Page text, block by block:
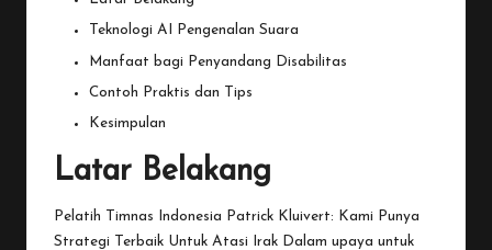
Teknologi AI Pengenalan Suara
Manfaat bagi Penyandang Disabilitas
Contoh Praktis dan Tips
Kesimpulan
Latar Belakang
Pelatih Timnas Indonesia Patrick Kluivert: Kami Punya
Strategi Terbaik Untuk Atasi Irak Dalam upaya untuk